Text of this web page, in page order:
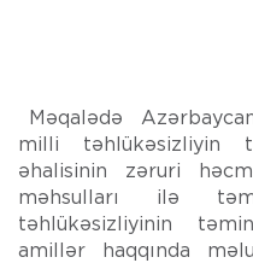
Məqalədə
milli təhlükəsizliyin
əhalisinin zəruri
məhsulları ilə
təhlükəsizliyinin
amillər haqqında